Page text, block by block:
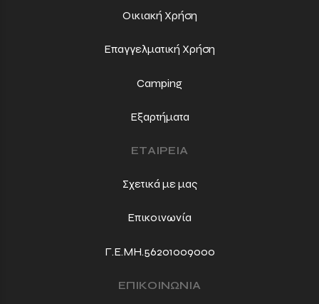
Οικιακή Χρήση
Επαγγελματική Χρήση
Camping
Εξαρτήματα
ΕΤΑΙΡΕΙΑ
Σχετικά με μας
Επικοινωνία
Γ.Ε.ΜΗ.56201009000
ΕΠΙΚΟΙΝΩΝΙΑ